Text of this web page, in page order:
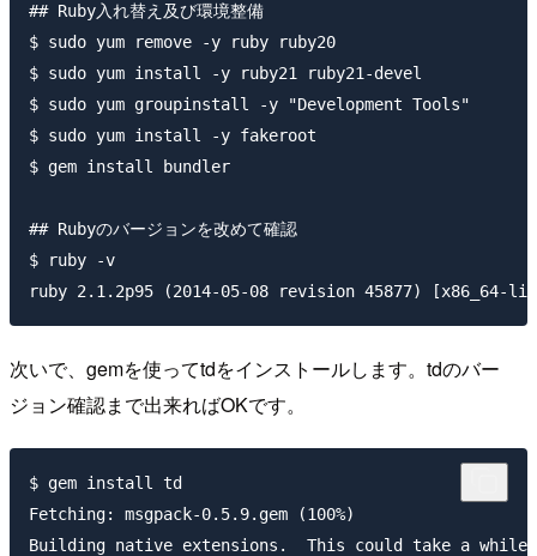
## Ruby入れ替え及び環境整備
$ sudo yum remove -y ruby ruby20
$ sudo yum install -y ruby21 ruby21-devel
$ sudo yum groupinstall -y "Development Tools"
$ sudo yum install -y fakeroot
$ gem install bundler
## Rubyのバージョンを改めて確認
$ ruby -v
次いで、gemを使ってtdをインストールします。tdのバー
ジョン確認まで出来ればOKです。
$ gem install td
Fetching: msgpack-0.5.9.gem (100%)
Building native extensions.  This could take a